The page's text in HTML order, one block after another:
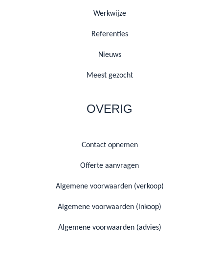
Werkwijze
Referenties
Nieuws
Meest gezocht
OVERIG
Contact opnemen
Offerte aanvragen
Algemene voorwaarden (verkoop)
Algemene voorwaarden (inkoop)
Algemene voorwaarden (advies)